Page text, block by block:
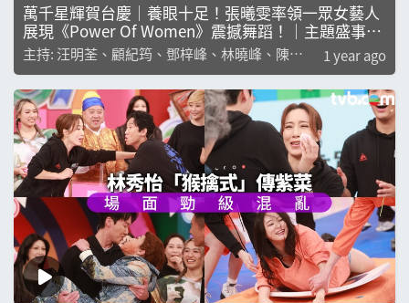
萬千星輝賀台慶｜養眼十足！張曦雯率領一眾女藝人
展現《Power Of Women》震撼舞蹈！｜主題盛事｜
台慶系列｜汪明荃｜顧紀筠
主持: 汪明荃、顧紀筠、鄧梓峰、林曉峰、陳貝
兒
1 year ago